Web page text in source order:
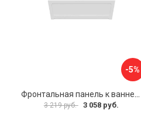
-5%
Фронтальная панель к ванне Мия Aquatek 00000089315
3 219 руб. 3 058 руб.